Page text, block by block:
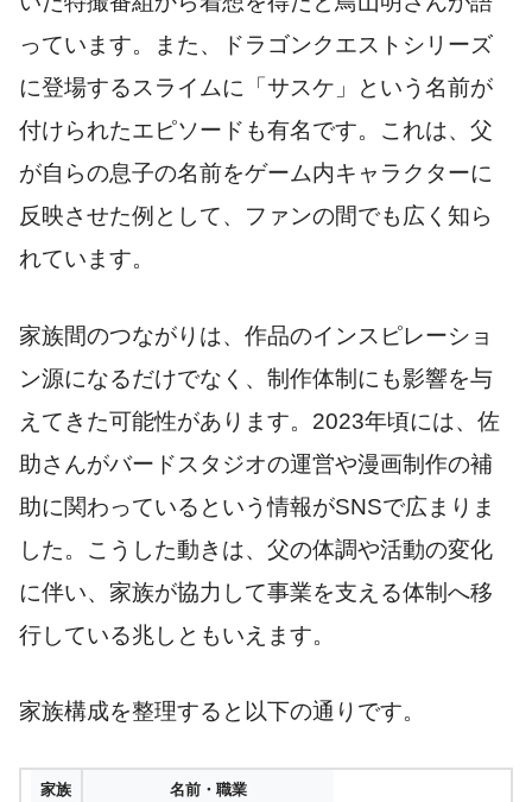
っています。また、ドラゴンクエストシリーズ
に登場するスライムに「サスケ」という名前が
付けられたエピソードも有名です。これは、父
が自らの息子の名前をゲーム内キャラクターに
反映させた例として、ファンの間でも広く知ら
れています。
家族間のつながりは、作品のインスピレーショ
ン源になるだけでなく、制作体制にも影響を与
えてきた可能性があります。2023年頃には、佐
助さんがバードスタジオの運営や漫画制作の補
助に関わっているという情報がSNSで広まりま
した。こうした動きは、父の体調や活動の変化
に伴い、家族が協力して事業を支える体制へ移
行している兆しともいえます。
家族構成を整理すると以下の通りです。
家族 名前・職業